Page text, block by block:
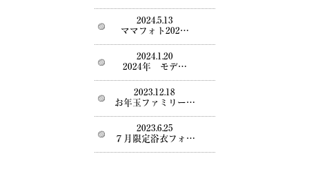
2024.5.13
ママフォト202…
2024.1.20
2024年 モデ…
2023.12.18
お年玉ファミリー…
2023.6.25
７月限定浴衣フォ…